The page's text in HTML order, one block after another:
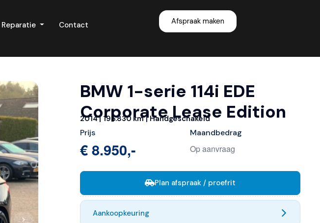
Reparatie Contact Afspraak maken
BMW 1-serie 114i EDE
Corporate Lease Edition
2014 | 196.830 km | Handgeschakeld
Prijs
€ 8.950,-
Maandbedrag
Op aanvraag
Plan afspraak / proefrit
Aankoopkeuring